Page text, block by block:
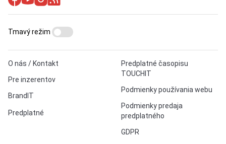
O nás / Kontakt
Pre inzerentov
BrandIT
Predplatné
Predplatné časopisu
TOUCHIT
Podmienky používania webu
Podmienky predaja
predplatného
GDPR
Tmavý režim